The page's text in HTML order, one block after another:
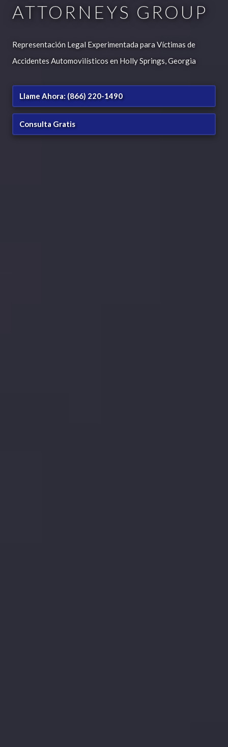
ATTORNEYS GROUP
Representación Legal Experimentada para Víctimas de
Accidentes Automovilísticos en Holly Springs, Georgia
Llame Ahora: (866) 220-1490
Consulta Gratis